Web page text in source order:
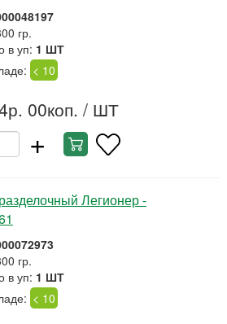
гр.
в уп: 1 ШТ
< 10
00коп. / ШТ
+
Легионер -
гр.
в уп: 1 ШТ
< 10